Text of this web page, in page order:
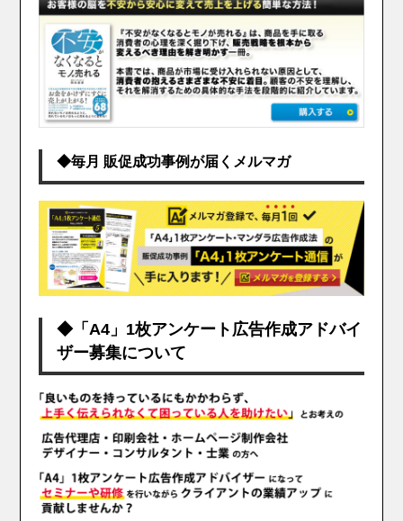
◆毎月 販促成功事例が届くメルマガ
◆「A4」1枚アンケート広告作成アドバイ
ザー募集について